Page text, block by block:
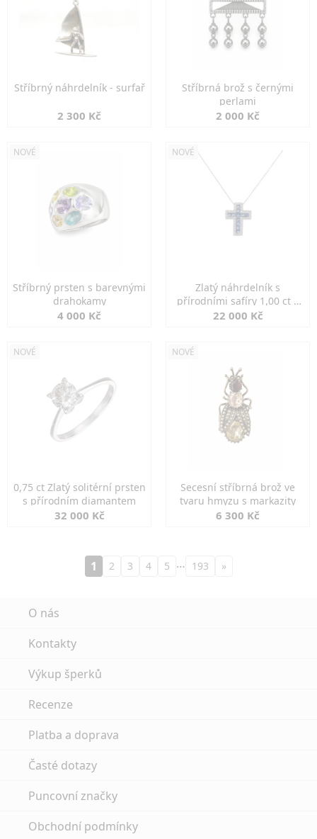
Stříbrný náhrdelník - surfař
2 300 Kč
Stříbrná brož s černými
perlami
2 000 Kč
NOVÉ
Stříbrný prsten s barevnými
drahokamy
4 000 Kč
NOVÉ
Zlatý náhrdelník s
přírodními safíry 1,00 ct a
diamanty
22 000 Kč
NOVÉ
0,75 ct Zlatý solitérní prsten
s přírodním diamantem
32 000 Kč
NOVÉ
Secesní stříbrná brož ve
tvaru hmyzu s markazity
6 300 Kč
1 2 3 4 5 … 193 »
O nás
Kontakty
Výkup šperků
Recenze
Platba a doprava
Časté dotazy
Puncovní značky
Obchodní podmínky